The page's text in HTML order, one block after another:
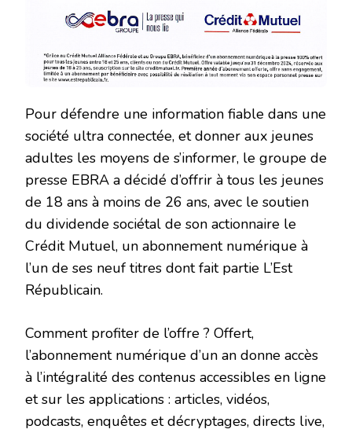
Pour défendre une information fiable dans une
société ultra connectée, et donner aux jeunes
adultes les moyens de s’informer, le groupe de
presse EBRA a décidé d’offrir à tous les jeunes
de 18 ans à moins de 26 ans, avec le soutien
du dividende sociétal de son actionnaire le
Crédit Mutuel, un abonnement numérique à
l’un de ses neuf titres dont fait partie L’Est
Républicain.
Comment profiter de l’offre ? Offert,
l’abonnement numérique d’un an donne accès
à l’intégralité des contenus accessibles en ligne
et sur les applications : articles, vidéos,
podcasts, enquêtes et décryptages, directs live,